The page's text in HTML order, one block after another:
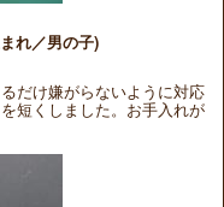
れ／男の子)
だけ嫌がらないように対応
短くしました。お手入れが